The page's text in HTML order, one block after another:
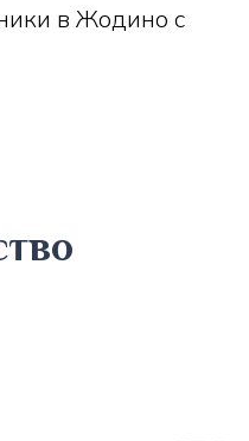
в Жодино с